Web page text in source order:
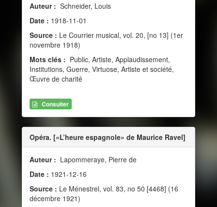
Auteur : Schneider, Louis
Date : 1918-11-01
Source : Le Courrier musical, vol. 20, [no 13] (1er
novembre 1918)
Mots clés : Public, Artiste, Applaudissement,
Institutions, Guerre, Virtuose, Artiste et société,
Œuvre de charité
Consulter
Opéra. [«L’heure espagnole» de Maurice Ravel]
Auteur : Lapommeraye, Pierre de
Date : 1921-12-16
Source : Le Ménestrel, vol. 83, no 50 [4468] (16
décembre 1921)